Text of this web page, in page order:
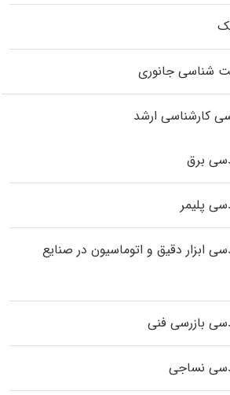
شناسی جانوری
کارشناسی ارشد
برق
پلیمر
ابزار دقیق و اتوماسیون در صنایع
بازرسی فنی
نساجی